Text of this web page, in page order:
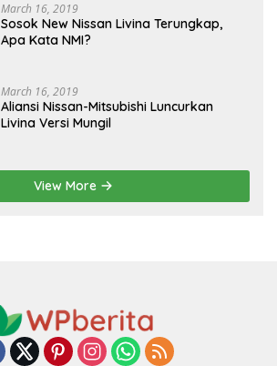
March 16, 2019
Sosok New Nissan Livina Terungkap,
Apa Kata NMI?
March 16, 2019
Aliansi Nissan-Mitsubishi Luncurkan
Livina Versi Mungil
View More